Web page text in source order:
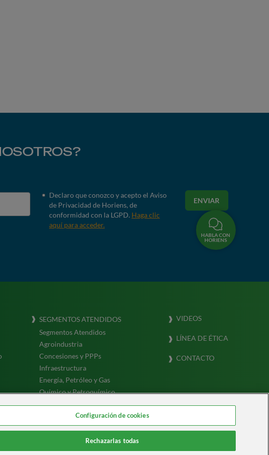
HABLA CON
HORIENS
Declaro que conozco y acepto el Aviso
de Privacidad de Horiens, de
conformidad con la LGPD. Haga clic
aquí para acceder.
ENVIAR
SEGMENTOS ATENDIDOS
Segmentos Atendidos
Agroindustria
Concesiones y PPPs
Infraestructura
Energía, Petróleo y Gas
Químico y Petroquímico
Transporte y Logística (Marina)
VIDEOS
LÍNEA DE ÉTICA
CONTACTO
Configuración de cookies
Rechazarlas todas